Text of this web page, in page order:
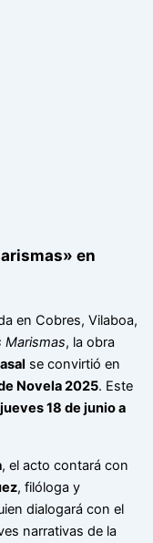
en
en Cobres, Vilaboa,
Marismas, la obra
se convirtió en
Novela 2025. Este
jueves 18 de junio a
, el acto contará con
, filóloga y
dialogará con el
narrativas de la